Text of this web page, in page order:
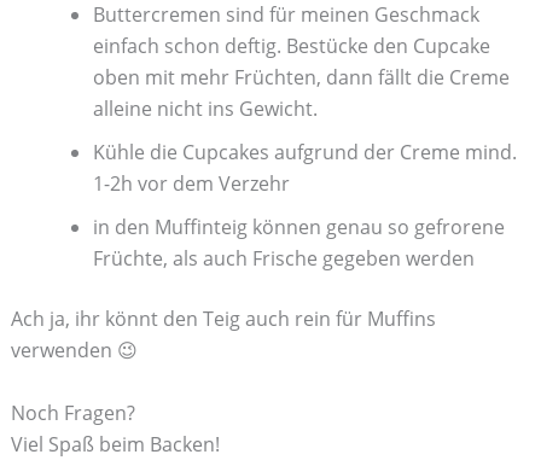
Buttercremen sind für meinen Geschmack
einfach schon deftig. Bestücke den Cupcake
oben mit mehr Früchten, dann fällt die Creme
alleine nicht ins Gewicht.
Kühle die Cupcakes aufgrund der Creme mind.
1-2h vor dem Verzehr
in den Muffinteig können genau so gefrorene
Früchte, als auch Frische gegeben werden
Ach ja, ihr könnt den Teig auch rein für Muffins
verwenden 😉
Noch Fragen?
Viel Spaß beim Backen!